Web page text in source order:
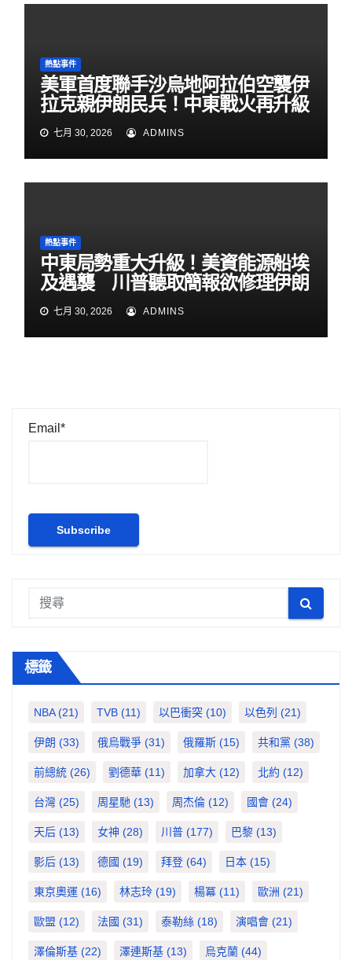
熱點事件
美軍首度聯手沙烏地阿拉伯空襲伊
拉克親伊朗民兵！中東戰火再升級
七月 30, 2026 ADMINS
熱點事件
中東局勢重大升級！美資能源船埃
及遇襲 川普聽取簡報欲修理伊朗
七月 30, 2026 ADMINS
Email*
標籤
NBA(21) TVB (11) 以巴衝突 (10) 以色列 (21)
伊朗 (33) 俄烏戰爭 (31) 俄羅斯 (15) 共和黨 (38)
前總統 (26) 劉德華 (11) 加拿大 (12) 北約 (12)
台灣 (25) 周星馳 (13) 周杰倫 (12) 國會 (24)
天后 (13) 女神 (28) 川普 (177) 巴黎 (13)
影后 (13) 德國 (19) 拜登 (64) 日本 (15)
東京奧運 (16) 林志玲 (19) 楊冪 (11) 歐洲 (21)
歐盟 (12) 法國 (31) 泰勒絲 (18) 演唱會 (21)
澤倫斯基 (22) 澤連斯基 (13) 烏克蘭 (44)